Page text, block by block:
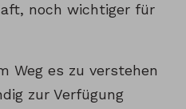
noch wichtiger für
Weg es zu verstehen
zur Verfügung